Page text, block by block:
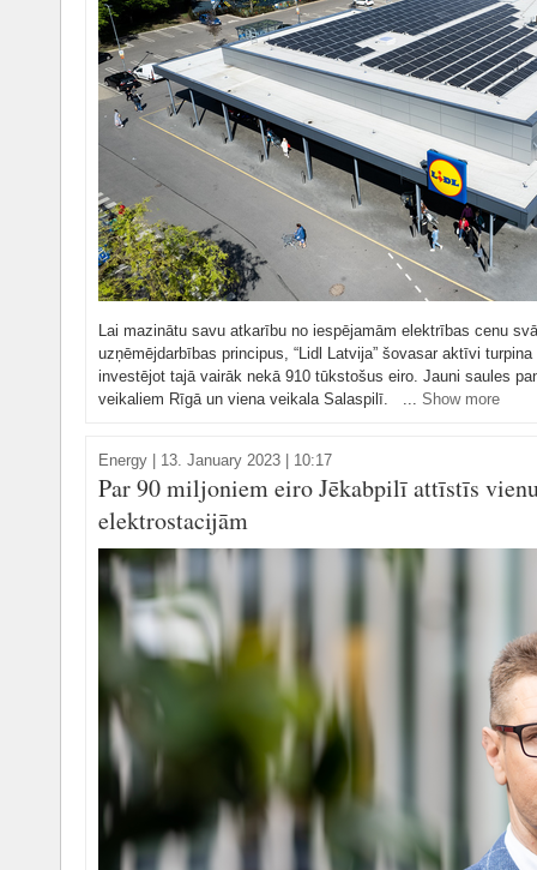
Lai mazinātu savu atkarību no iespējamām elektrības cenu
uzņēmējdarbības principus, “Lidl Latvija” šovasar aktīvi
investējot tajā vairāk nekā 910 tūkstošus eiro. Jauni saules
veikaliem Rīgā un viena veikala Salaspilī. ... Show more
Energy 13. January 2023 | 10:17
Par 90 miljoniem eiro Jēkabpilī attīstīs
elektrostacijām